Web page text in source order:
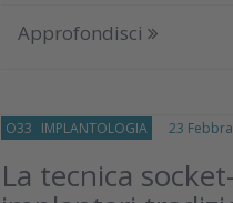
Approfondisci
O33 IMPLANTOLOGIA 23
La tecnica